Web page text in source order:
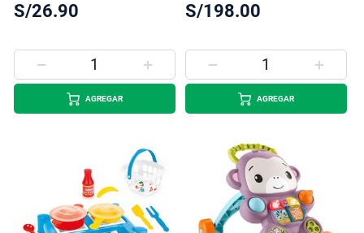
S/26.90
AGREGAR
S/198.00
AGREGAR